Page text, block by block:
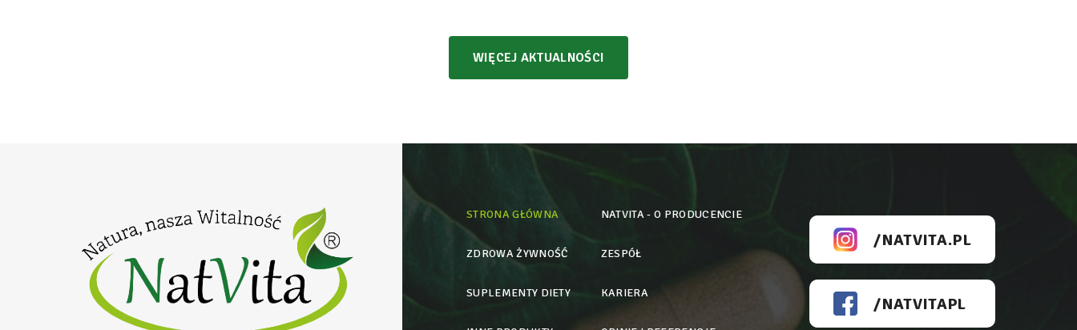
WIĘCEJ AKTUALNOŚCI
STRONA GŁÓWNA
ZDROWA ŻYWNOŚĆ
SUPLEMENTY DIETY
NATVITA - O PRODUCENCIE
ZESPÓŁ
KARIERA
/NATVITA.PL
/NATVITAPL